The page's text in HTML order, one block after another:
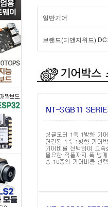
터
류
>
DC
기
어
드
모
터
일반기어
브랜드(디앤지위드)